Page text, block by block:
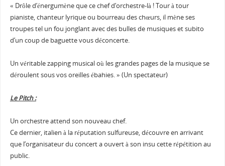
« Drôle d’énergumène que ce chef d’orchestre-là ! Tour à tour
pianiste, chanteur lyrique ou bourreau des chœurs, il mène ses
troupes tel un fou jonglant avec des bulles de musiques et subito
d’un coup de baguette vous déconcerte.
Un véritable zapping musical où les grandes pages de la musique se
déroulent sous vos oreilles ébahies. » (Un spectateur)
Le Pitch :
Un orchestre attend son nouveau chef.
Ce dernier, italien à la réputation sulfureuse, découvre en arrivant
que l’organisateur du concert a ouvert à son insu cette répétition au
public.